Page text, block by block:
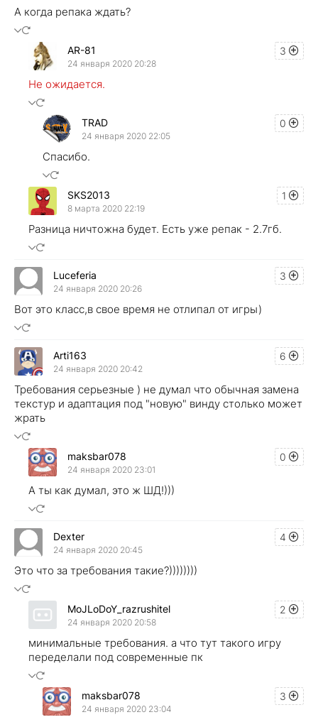
А когда репака ждать?
3
AR-81
24 января 2020 20:28
Не ожидается.
0
TRAD
24 января 2020 22:05
Спасибо.
1
SKS2013
8 марта 2020 22:19
Разница ничтожна будет. Есть уже репак - 2.7гб.
3
Luceferia
24 января 2020 20:26
Вот это класс,в свое время не отлипал от игры)
6
Arti163
24 января 2020 20:42
Требования серьезные ) не думал что обычная замена
текстур и адаптация под "новую" винду столько может
жрать
0
maksbar078
24 января 2020 23:01
А ты как думал, это ж ШД!)))
4
Dexter
24 января 2020 20:45
Это что за требования такие?))))))))
2
MoJLoDoY_razrushitel
24 января 2020 20:58
минимальные требования. а что тут такого игру
переделали под современные пк
3
maksbar078
24 января 2020 23:04